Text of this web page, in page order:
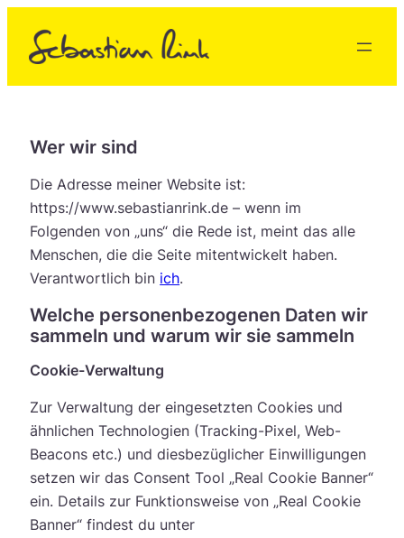
Inhalt
springen
Wer wir sind
Die Adresse meiner Website ist:
https://www.sebastianrink.de – wenn im
Folgenden von „uns“ die Rede ist, meint das alle
Menschen, die die Seite mitentwickelt haben.
Verantwortlich bin ich.
Welche personenbezogenen Daten wir
sammeln und warum wir sie sammeln
Cookie-Verwaltung
Zur Verwaltung der eingesetzten Cookies und
ähnlichen Technologien (Tracking-Pixel, Web-
Beacons etc.) und diesbezüglicher Einwilligungen
setzen wir das Consent Tool „Real Cookie Banner“
ein. Details zur Funktionsweise von „Real Cookie
Banner“ findest du unter